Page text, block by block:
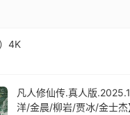
4K
凡人修仙传.真人版
洋/金晨/柳岩/贾冰/金士杰